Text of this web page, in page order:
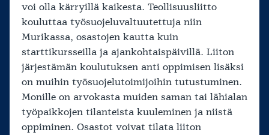
voi olla kärryillä kaikesta. Teollisuusliitto
kouluttaa työsuojeluvaltuutettuja niin
Murikassa, osastojen kautta kuin
starttikursseilla ja ajankohtaispäivillä. Liiton
järjestämän koulutuksen anti oppimisen lisäksi
on muihin työsuojelutoimijoihin tutustuminen.
Monille on arvokasta muiden saman tai lähialan
työpaikkojen tilanteista kuuleminen ja niistä
oppiminen. Osastot voivat tilata liiton